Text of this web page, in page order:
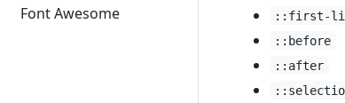
Font Awesome
::first-
::before
::after